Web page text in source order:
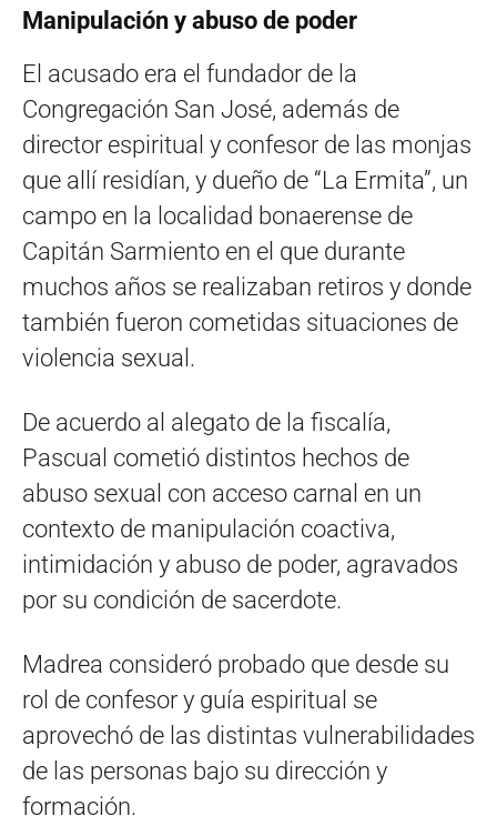
Manipulación y abuso de poder
El acusado era el fundador de la
Congregación San José, además de
director espiritual y confesor de las monjas
que allí residían, y dueño de “La Ermita”, un
campo en la localidad bonaerense de
Capitán Sarmiento en el que durante
muchos años se realizaban retiros y donde
también fueron cometidas situaciones de
violencia sexual.
De acuerdo al alegato de la fiscalía,
Pascual cometió distintos hechos de
abuso sexual con acceso carnal en un
contexto de manipulación coactiva,
intimidación y abuso de poder, agravados
por su condición de sacerdote.
Madrea consideró probado que desde su
rol de confesor y guía espiritual se
aprovechó de las distintas vulnerabilidades
de las personas bajo su dirección y
formación.